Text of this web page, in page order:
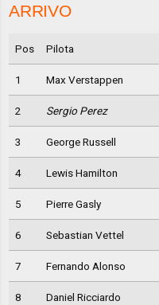
ARRIVO
Pos Pilota
1 Max Verstappen
2 Sergio Perez
3 George Russell
4 Lewis Hamilton
5 Pierre Gasly
6 Sebastian Vettel
7 Fernando Alonso
8 Daniel Ricciardo